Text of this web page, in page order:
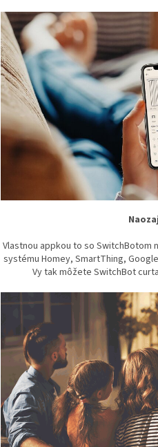
Vlastnou appkou to so SwitchBotom
systému Homey, SmartThing,
Vy tak môžete SwitchBot